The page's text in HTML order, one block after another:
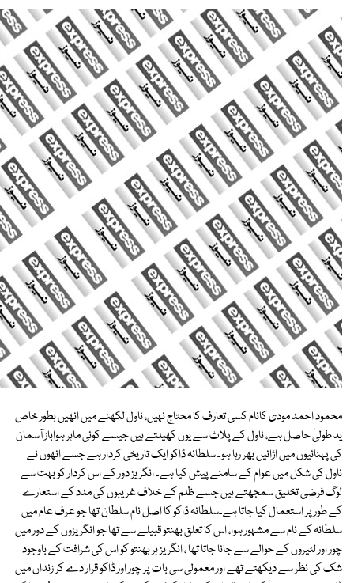
محمود احمد مودی کانام کسی تعارف کا محتاج نہیں، ناول لکھنے میں انھیں بطور خاص
ید طولیٰ حاصل ہے، ناول کے پلاٹ سے یوں کھیلتے ہیں جیسے کوئی ماہر ہواباز آسمان
کی پہنائیوں میں اڑانیں بھر رہا ہو۔ سلطانہ ڈاکو ایک تاریخی کردار ہے جسے انھوں نے
ناول کی شکل میں عوام کے سامنے پیش کیا ہے۔ انگریز دور کے اس کردار کو بہت سے
لوگ فرضی تخلیق سمجھتے ہیں جسے ظلم کے خلاف غریبوں کی مدد کے استعارے
کے طورپر استعمال کیا جاتا ہے۔سلطانہ ڈاکو کا اصل نام سلطان تھا جو عرف عام میں
سلطانہ کے نام سے مشہور ہوا، اس کا تعلق بھنتو قبیلے سے تھا جو انگریزوں کے دور میں
چور اور لٹیروں کے حوالے سے جانا جاتا تھا ، انگریز ہر بھنتو کو اس کی شرافت کے باوجود
شک کی نظر سے دیکھتے تھے اور معمولی سی بات پر چور اور ڈاکو قرار دے کر زنداں میں